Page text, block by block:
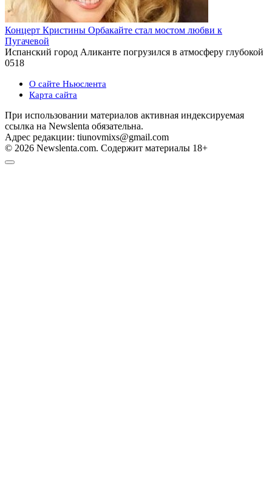
Концерт Кристины Орбакайте стал мостом любви к
Пугачевой
Испанский город Аликанте погрузился в атмосферу глубокой
0518
О сайте Ньюслента
Карта сайта
При использовании материалов активная индексируемая
ссылка на Newslenta обязательна.
Адрес редакции: tiunovmixs@gmail.com
© 2026 Newslenta.com. Содержит материалы 18+